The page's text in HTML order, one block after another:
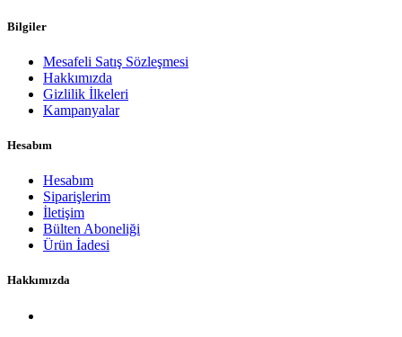
Bilgiler
Mesafeli Satış Sözleşmesi
Hakkımızda
Gizlilik İlkeleri
Kampanyalar
Hesabım
Hesabım
Siparişlerim
İletişim
Bülten Aboneliği
Ürün İadesi
Hakkımızda